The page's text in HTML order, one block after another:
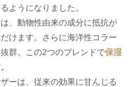
ようになりました。
、動物性由来の成分に抵抗が
けます。さらに海洋性コラー
群。この2つのブレンドで保湿
ーは、従来の効果に甘んじる